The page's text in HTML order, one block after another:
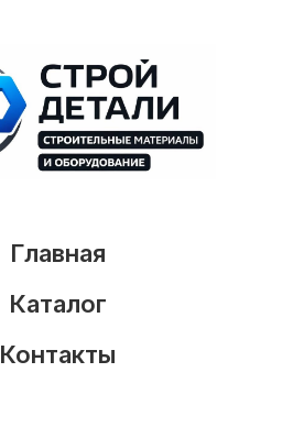
Главная
Каталог
Контакты